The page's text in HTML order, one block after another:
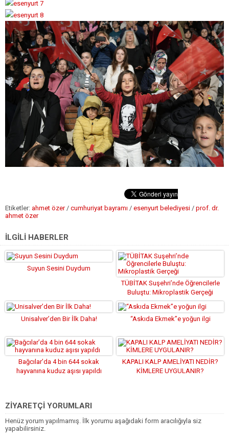
Etiketler: ahmet özer/ cumhuriyat bayramı / esenyurt belediyesi / prof. dr.
ahmet özer
İLGİLİ HABERLER
Suyun Sesini Duydum
TÜBİTAK Suşehri’nde Öğrencilerle
Buluştu: Mikroplastik Gerçeği
Unisalver’den Bir İlk Daha! “Askıda Ekmek”e yoğun ilgi
Bağcılar’da 4 bin 644 sokak
hayvanına kuduz aşısı yapıldı
KAPALI KALP AMELİYATI NEDİR?
KİMLERE UYGULANIR?
ZİYARETÇİ YORUMLARI
Henüz yorum yapılmamış. İlk yorumu aşağıdaki form aracılığıyla siz
yapabilirsiniz.